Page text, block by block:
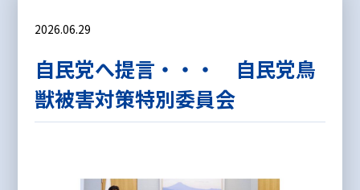
2026.06.29
自民党へ提言・・・ 自民党鳥
獣被害対策特別委員会